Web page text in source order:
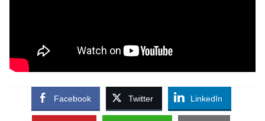
Facebook Twitter LinkedIn